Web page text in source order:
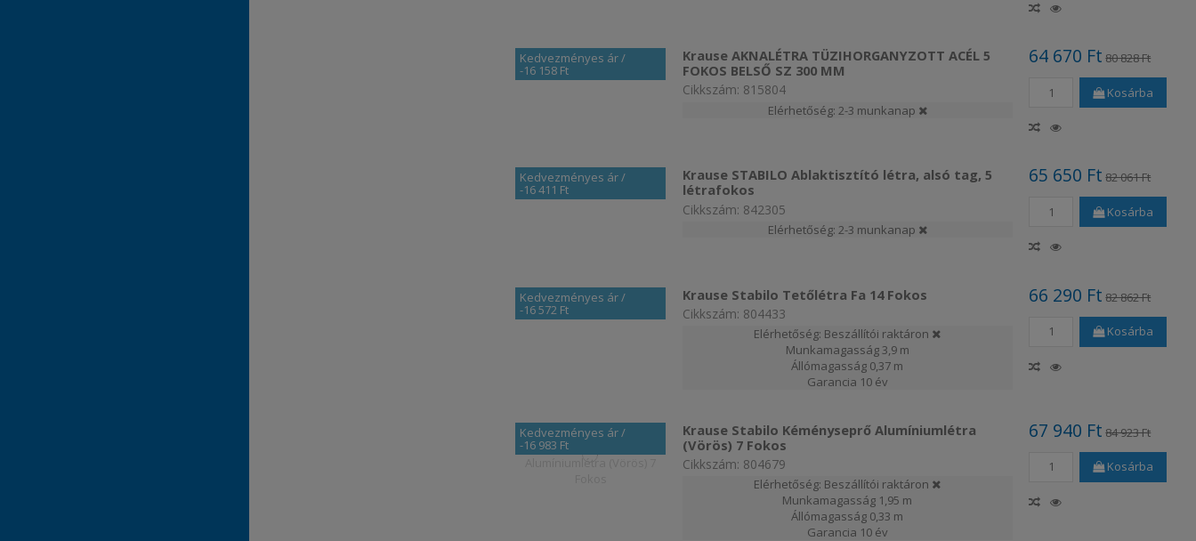
Kedvezményes ár/
-16 158 Ft
Krause AKNALÉTRA TÜZIHORGANYZOTT ACÉL 5
FOKOS BELSŐ SZ 300 MM
Cikkszám: 815804
Elérhetőség: 2-3 munkanap
64 670 Ft 80 828 Ft
Kosárba
Kedvezményes ár/
-16 411 Ft
Krause STABILO Ablaktisztító létra, alsó tag, 5
létrafokos
Cikkszám: 842305
Elérhetőség: 2-3 munkanap
65 650 Ft 82 061 Ft
Kosárba
Kedvezményes ár/
-16 572 Ft
Krause Stabilo Tetőlétra Fa 14 Fokos
Cikkszám: 804433
Elérhetőség: Beszállítói raktáron
Munkamagasság3,9 m
Állómagasság 0,37 m
Garancia 10 év
66 290 Ft 82 862 Ft
Kosárba
Kedvezményes ár/
-16 983 Ft
Krause Stabilo Kéményseprő Alumíniumlétra
(Vörös) 7 Fokos
Cikkszám: 804679
Elérhetőség: Beszállítói raktáron
Munkamagasság 1,95 m
Állómagasság 0,33 m
Garancia 10 év
67 940 Ft 84 923 Ft
Kosárba